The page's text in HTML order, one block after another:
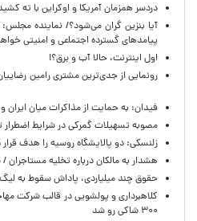
دردسر همزمان آمریکا و اوکراین با ته
آیا بنزین گران می‌شود؟/ نماینده
پیامدهای گسترده اجتماعی و امنیتی
اول اینترنت، حالا آب و برق؟!
رونمایی از جدی‌ترین مشتری رامین
فیدان: به حمایت از مذاکرات میان ایران
مصوبه تسهیلات گمرکی در شرایط
زلنسکی: دو پالایشگاه روسیه را هدف قرار
هشدار به مالکان درباره تخلیه
حقوق چند میلیاردی، پاداش سقوط به
کلاهبرداری و پولشویی در قالب شرکت
۳۰۰ شاکی رو شد